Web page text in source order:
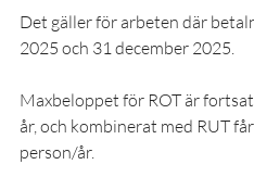
Det gäller för arbeten där
2025 och 31 december 2025.
Maxbeloppet för ROT är
år, och kombinerat med RUT
person/år.